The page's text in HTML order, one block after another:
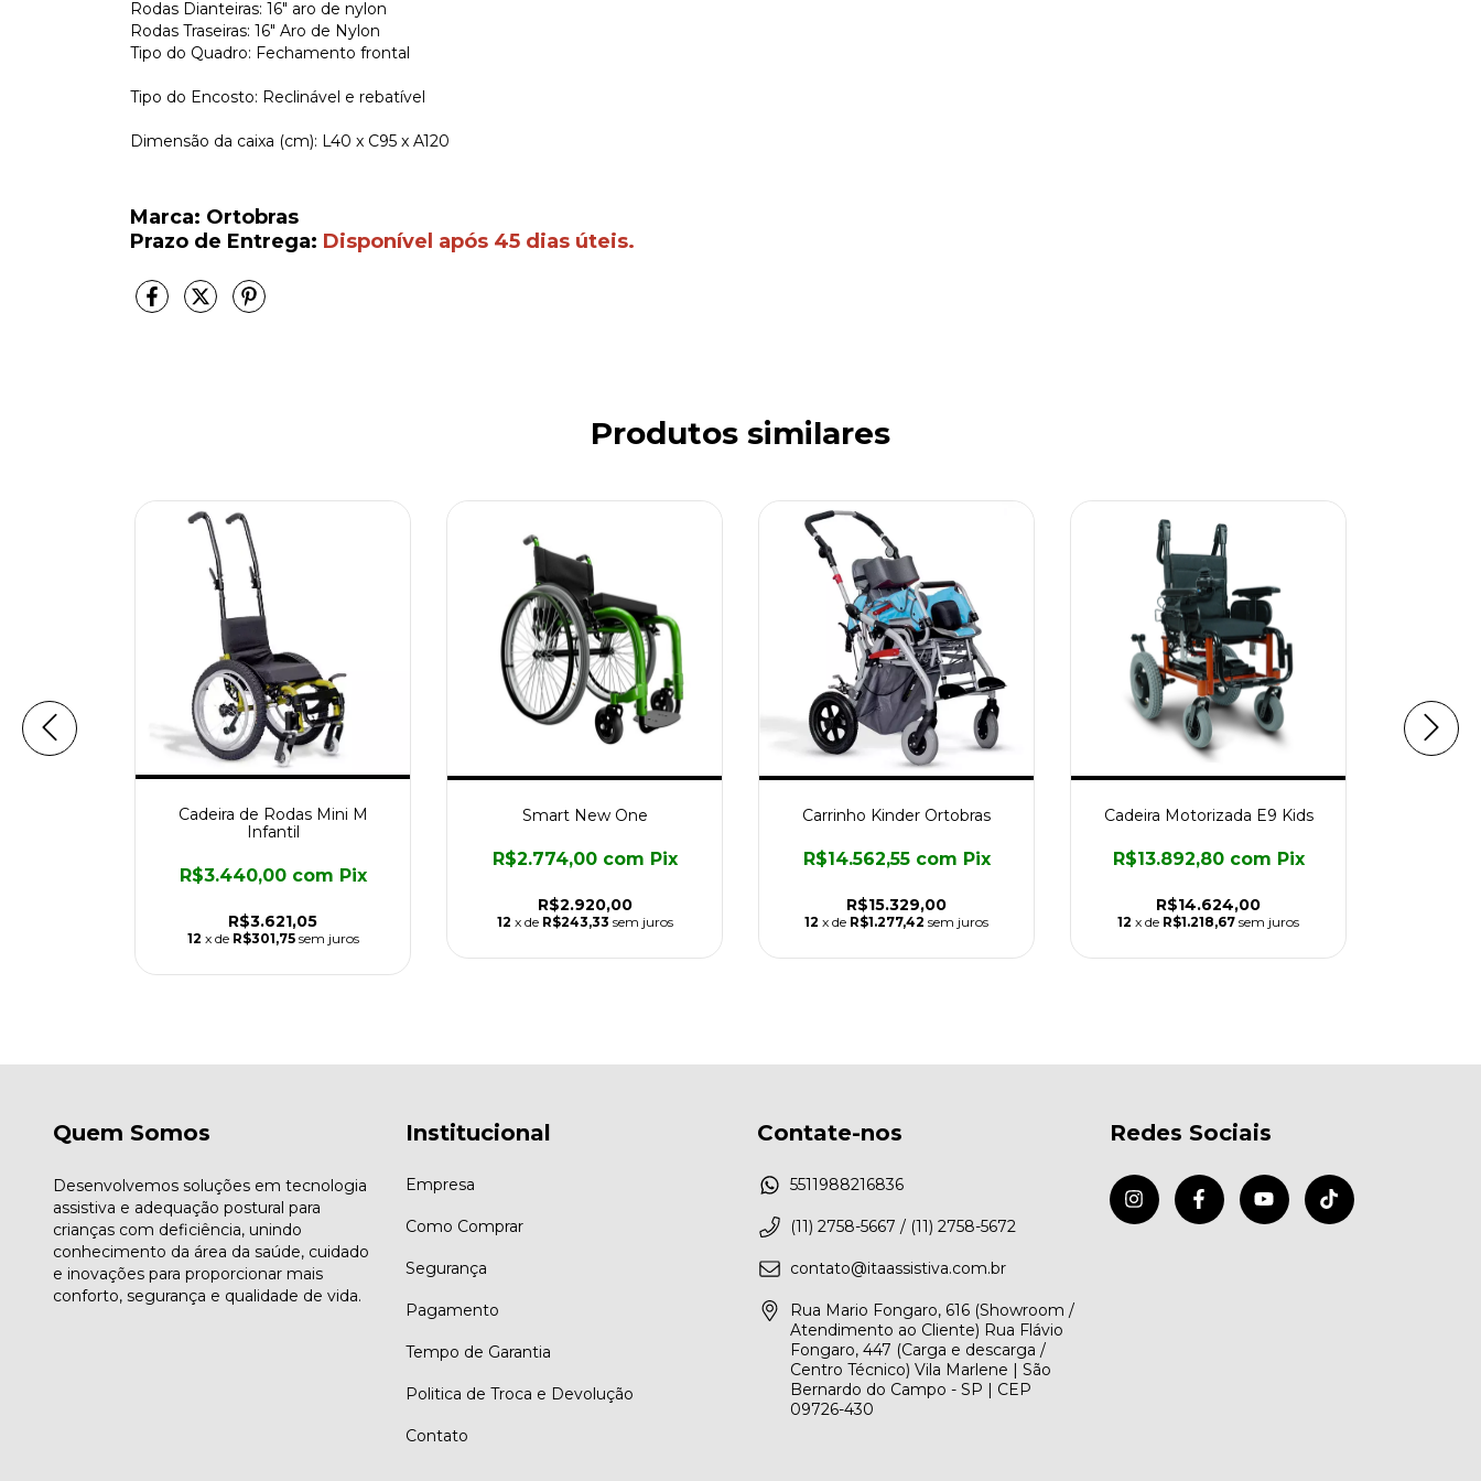
Rodas Dianteiras: 16″ aro de nylon
Rodas Traseiras: 16″ Aro de Nylon
Tipo do Quadro: Fechamento frontal
Tipo do Encosto: Reclinável e rebatível
Dimensão da caixa (cm): L40 x C95 x A120
Marca: Ortobras
Prazo de Entrega: Disponível após 45 dias úteis.
Produtos similares
Cadeira de Rodas Mini M
Infantil
R$3.621,05
R$3.440,00 com Pix
12 x de R$301,75 sem juros
Smart New One
R$2.920,00
R$2.774,00 com Pix
12 x de R$243,33 sem juros
Carrinho Kinder Ortobras
R$15.329,00
R$14.562,55 com Pix
12 x de R$1.277,42 sem juros
Cadeira Motorizada E9 Kids
R$14.624,00
R$13.892,80 com Pix
12 x de R$1.218,67 sem juros
Quem Somos
Desenvolvemos soluções em tecnologia
assistiva e adequação postural para
crianças com deficiência, unindo
conhecimento da área da saúde, cuidado
e inovações para proporcionar mais
conforto, segurança e qualidade de vida.
Institucional
Empresa
Como Comprar
Segurança
Pagamento
Tempo de Garantia
Politica de Troca e Devolução
Contato
Contate-nos
5511988216836
(11) 2758-5667 / (11) 2758-5672
contato@itaassistiva.com.br
Rua Mario Fongaro, 616 (Showroom /
Atendimento ao Cliente) Rua Flávio
Fongaro, 447 (Carga e descarga /
Centro Técnico) Vila Marlene | São
Bernardo do Campo - SP | CEP
09726-430
Redes Sociais